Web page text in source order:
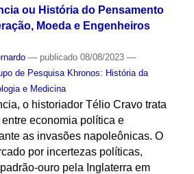
ou História do Pensamento
Moeda e Engenheiros
— publicado08/08/2023 —
de Pesquisa Khronos: História da
e Medicina
o historiador Télio Cravo trata
economia política e
as invasões napoleônicas. O
por incertezas políticas,
ouro pela Inglaterra em